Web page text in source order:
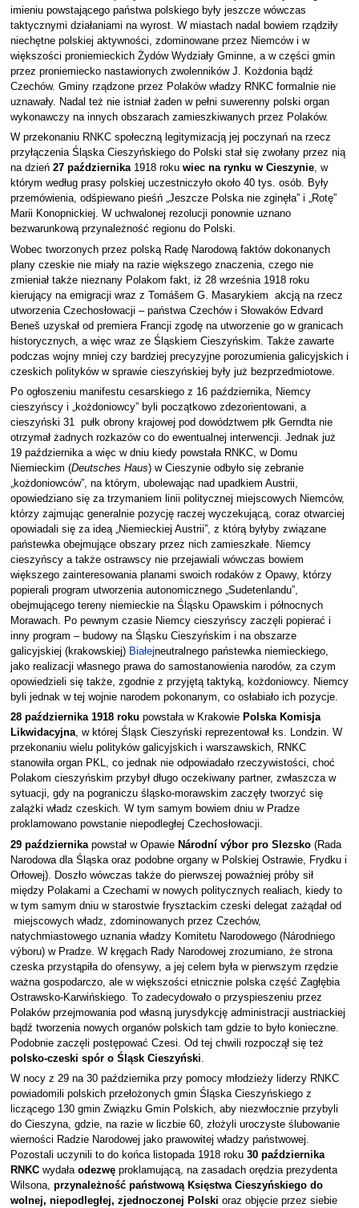
imieniu powstającego państwa polskiego były jeszcze wówczas
taktycznymi działaniami na wyrost. W miastach nadal bowiem rządziły
niechętne polskiej aktywności, zdominowane przez Niemców i w
większości proniemieckich Żydów Wydziały Gminne, a w części gmin
przez proniemiecko nastawionych zwolenników J. Kożdonia bądź
Czechów. Gminy rządzone przez Polaków władzy RNKC formalnie nie
uznawały. Nadal też nie istniał żaden w pełni suwerenny polski organ
wykonawczy na innych obszarach zamieszkiwanych przez Polaków.
W przekonaniu RNKC społeczną legitymizacją jej poczynań na rzecz
przyłączenia Śląska Cieszyńskiego do Polski stał się zwołany przez nią
na dzień 27 października1918 roku wiec na rynku w Cieszynie, w
którym według prasy polskiej uczestniczyło około 40 tys. osób. Były
przemówienia, odśpiewano pieśń „Jeszcze Polska nie zginęła” i „Rotę”
Marii Konopnickiej. W uchwalonej rezolucji ponownie uznano
bezwarunkową przynależność regionu do Polski.
Wobec tworzonych przez polską Radę Narodową faktów dokonanych
plany czeskie nie miały na razie większego znaczenia, czego nie
zmieniał także nieznany Polakom fakt, iż 28 września 1918 roku
kierujący na emigracji wraz z Tomášem G. Masarykiem akcją na rzecz
utworzenia Czechosłowacji – państwa Czechów i Słowaków Edvard
Beneš uzyskał od premiera Francji zgodę na utworzenie go w granicach
historycznych, a więc wraz ze Śląskiem Cieszyńskim. Także zawarte
podczas wojny mniej czy bardziej precyzyjne porozumienia galicyjskich i
czeskich polityków w sprawie cieszyńskiej były już bezprzedmiotowe.
Po ogłoszeniu manifestu cesarskiego z 16 października, Niemcy
cieszyńscy i „kożdoniowcy” byli początkowo zdezorientowani, a
cieszyński 31 pułk obrony krajowej pod dowództwem płk Gerndta nie
otrzymał żadnych rozkazów co do ewentualnej interwencji. Jednak już
19 października a więc w dniu kiedy powstała RNKC, w Domu
Niemieckim (Deutsches Haus) w Cieszynie odbyło się zebranie
„kożdoniowców”, na którym, ubolewając nad upadkiem Austrii,
opowiedziano się za trzymaniem linii politycznej miejscowych Niemców,
którzy zajmując generalnie pozycję raczej wyczekującą, coraz otwarciej
opowiadali się za ideą „Niemieckiej Austrii”, z którą byłyby związane
państewka obejmujące obszary przez nich zamieszkałe. Niemcy
cieszyńscy a także ostrawscy nie przejawiali wówczas bowiem
większego zainteresowania planami swoich rodaków z Opawy, którzy
popierali program utworzenia autonomicznego „Sudetenlandu”,
obejmującego tereny niemieckie na Śląsku Opawskim i północnych
Morawach. Po pewnym czasie Niemcy cieszyńscy zaczęli popierać i
inny program – budowy na Śląsku Cieszyńskim i na obszarze
galicyjskiej (krakowskiej) Białejneutralnego państewka niemieckiego,
jako realizacji własnego prawa do samostanowienia narodów, za czym
opowiedzieli się także, zgodnie z przyjętą taktyką, kożdoniowcy. Niemcy
byli jednak w tej wojnie narodem pokonanym, co osłabiało ich pozycje.
28 października 1918 roku powstała w Krakowie Polska Komisja
Likwidacyjna, w której Śląsk Cieszyński reprezentował ks. Londzin. W
przekonaniu wielu polityków galicyjskich i warszawskich, RNKC
stanowiła organ PKL, co jednak nie odpowiadało rzeczywistości, choć
Polakom cieszyńskim przybył długo oczekiwany partner, zwłaszcza w
sytuacji, gdy na pograniczu śląsko-morawskim zaczęły tworzyć się
zalążki władz czeskich. W tym samym bowiem dniu w Pradze
proklamowano powstanie niepodległej Czechosłowacji.
29 październikapowstał w Opawie Národní výbor pro Slezsko(Rada
Narodowa dla Śląska oraz podobne organy w Polskiej Ostrawie, Frydku i
Orłowej). Doszło wówczas także do pierwszej poważniej próby sił
między Polakami a Czechami w nowych politycznych realiach, kiedy to
w tym samym dniu w starostwie frysztackim czeski delegat zażądał od
miejscowych władz, zdominowanych przez Czechów,
natychmiastowego uznania władzy Komitetu Narodowego (Národniego
výboru) w Pradze. W kręgach Rady Narodowej zrozumiano, że strona
czeska przystąpiła do ofensywy, a jej celem była w pierwszym rzędzie
ważna gospodarczo, ale w większości etnicznie polska część Zagłębia
Ostrawsko-Karwińskiego. To zadecydowało o przyspieszeniu przez
Polaków przejmowania pod własną jurysdykcję administracji austriackiej
bądź tworzenia nowych organów polskich tam gdzie to było konieczne.
Podobnie zaczęli postępować Czesi. Od tej chwili rozpoczął się też
polsko-czeski spór o Śląsk Cieszyński
W nocy z 29 na 30 października przy pomocy młodzieży liderzy RNKC
powiadomili polskich przełożonych gmin Śląska Cieszyńskiego z
liczącego 130 gmin Związku Gmin Polskich, aby niezwłocznie przybyli
do Cieszyna, gdzie, na razie w liczbie 60, złożyli uroczyste ślubowanie
wierności Radzie Narodowej jako prawowitej władzy państwowej.
Pozostali uczynili to do końca listopada 1918 roku 30 października
RNKCwydała odezwęproklamującą, na zasadach orędzia prezydenta
Wilsona, przynależność państwową Księstwa Cieszyńskiego do
wolnej, niepodległej, zjednoczonej Polski oraz objęcie przez siebie